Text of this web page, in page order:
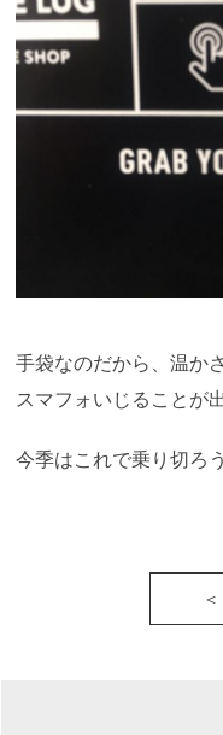
手袋なのだから、温か
スマフォいじることが
今季はこれで乗り切ろう